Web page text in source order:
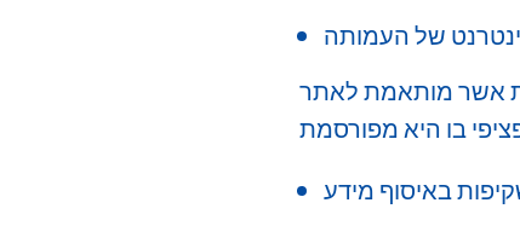
של העמותה
אשר מותאמת לאתר